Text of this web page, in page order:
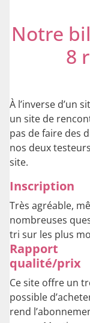
Notre
8
À l’inverse d’un
un site de
pas de faire des
nos deux
site.
Inscription
Très agréable,
nombreuses
tri sur les plus
Rapport
qualité/prix
Ce site offre un
possible
rend